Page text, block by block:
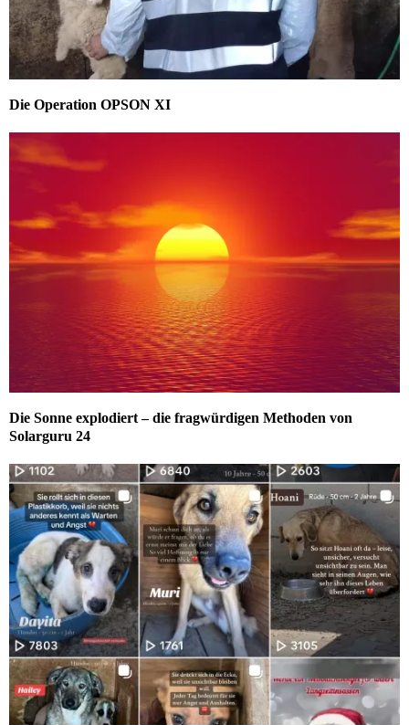
Die Operation OPSON XI
Die Sonne explodiert – die fragwürdigen Methoden von
Solarguru 24